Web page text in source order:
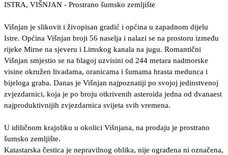
ISTRA, VIŠNJAN - Prostrano šumsko zemljište
Višnjan je slikovit i živopisan gradić i općina u zapadnom dijelu
Istre. Općina Višnjan broji 56 naselja i nalazi se na prostoru između
rijeke Mirne na sjeveru i Limskog kanala na jugu. Romantični
Višnjan smjestio se na blagoj uzvisini od 244 metara nadmorske
visine okružen livadama, oranicama i šumama hrasta medunca i
bijeloga graba. Danas je Višnjan najpoznatiji po svojoj jedinstvenoj
zvjezdarnici, koja je po broju otkrivenih asteroida jedna od dvanaest
najproduktivnijih zvjezdarnica svijeta svih vremena.
U idiličnom krajoliku u okolici Višnjana, na prodaju je prostrano
šumsko zemljište.
Katastarska čestica je nepravilnog oblika, nije ograđena ni označena,